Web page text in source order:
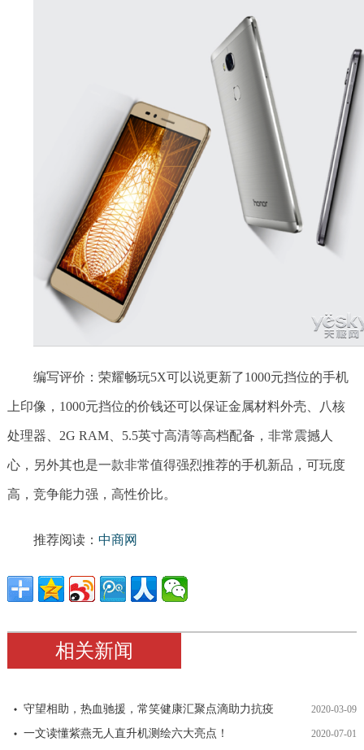
编写评价：荣耀畅玩5X可以说更新了1000元挡位的手机
上印像，1000元挡位的价钱还可以保证金属材料外壳、八核
处理器、2G RAM、5.5英寸高清等高档配备，非常震撼人
心，另外其也是一款非常值得强烈推荐的手机新品，可玩度
高，竞争能力强，高性价比。
推荐阅读： 中商网
相关新闻
守望相助，热血驰援，常笑健康汇聚点滴助力抗疫 2020-03-09
一文读懂紫燕无人直升机测绘六大亮点！ 2020-07-01